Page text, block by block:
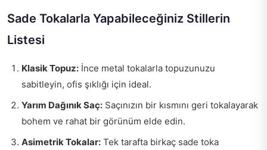
Sade Tokalarla Yapabileceğiniz Stillerin
Listesi
Klasik Topuz: İnce metal tokalarla topuzunuzu
sabitleyin, ofis şıklığı için ideal.
Yarım Dağınık Saç: Saçınızın bir kısmını geri tokalayarak
bohem ve rahat bir görünüm elde edin.
Asimetrik Tokalar: Tek tarafta birkaç sade toka